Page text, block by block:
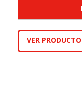
VER